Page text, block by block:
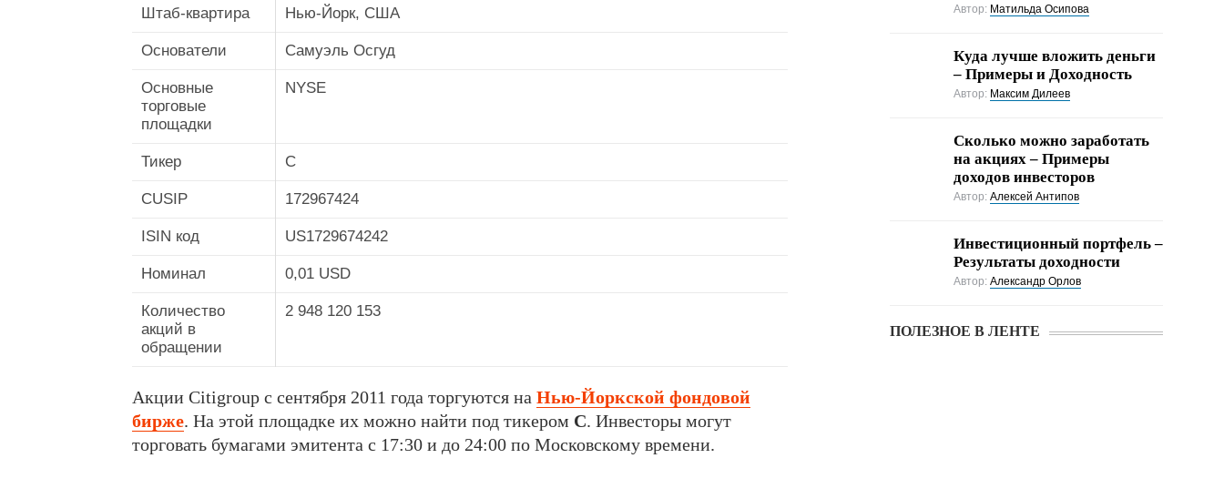
Штаб-квартира Нью-Йорк, США
Основатели Самуэль Осгуд
Основные
торговые
площадки
NYSE
Тикер C
CUSIP 172967424
ISIN код US1729674242
Номинал 0,01 USD
Количество
акций в
обращении
2 948 120 153
Акции Citigroup с сентября 2011 года торгуются на Нью-Йоркской фондовой
бирже. На этой площадке их можно найти под тикером C. Инвесторы могут
торговать бумагами эмитента с 17:30 и до 24:00 по Московскому времени.
Автор: Матильда Осипова
Куда лучше вложить деньги
– Примеры и Доходность
Автор: Максим Дилеев
Cколько можно заработать
на акциях – Примеры
доходов инвесторов
Автор: Алексей Антипов
Инвестиционный портфель –
Результаты доходности
Автор: Александр Орлов
ПОЛЕЗНОЕ В ЛЕНТЕ